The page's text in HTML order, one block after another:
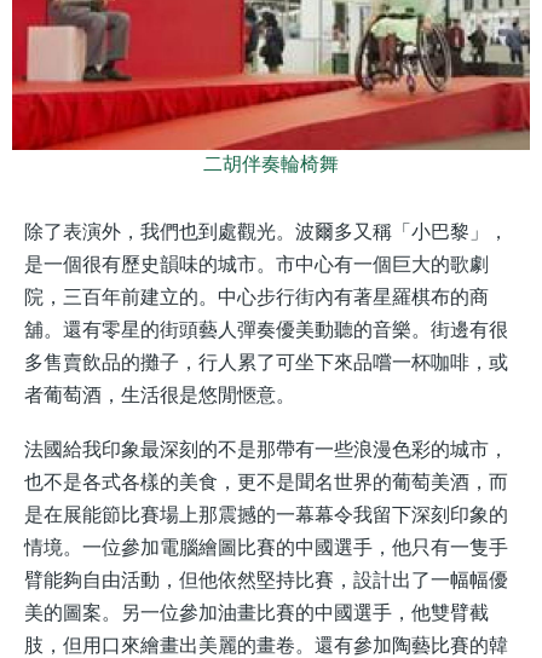
二胡伴奏輪椅舞
除了表演外，我們也到處觀光。波爾多又稱「小巴黎」，
是一個很有歷史韻味的城市。市中心有一個巨大的歌劇
院，三百年前建立的。中心步行街內有著星羅棋布的商
舖。還有零星的街頭藝人彈奏優美動聽的音樂。街邊有很
多售賣飲品的攤子，行人累了可坐下來品嚐一杯咖啡，或
者葡萄酒，生活很是悠閒愜意。
法國給我印象最深刻的不是那帶有一些浪漫色彩的城市，
也不是各式各樣的美食，更不是聞名世界的葡萄美酒，而
是在展能節比賽場上那震撼的一幕幕令我留下深刻印象的
情境。一位參加電腦繪圖比賽的中國選手，他只有一隻手
臂能夠自由活動，但他依然堅持比賽，設計出了一幅幅優
美的圖案。另一位參加油畫比賽的中國選手，他雙臂截
肢，但用口來繪畫出美麗的畫卷。還有參加陶藝比賽的韓